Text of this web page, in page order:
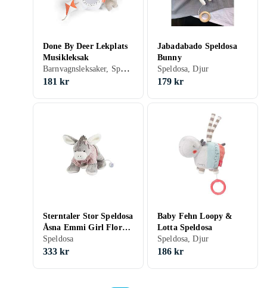
Done By Deer Lekplats
Musikleksak
Barnvagnsleksaker, Speldosa
181 kr
Jabadabado Speldosa
Bunny
Speldosa, Djur
179 kr
Sterntaler Stor Speldosa
Åsna Emmi Girl Flora
Rose
Speldosa
333 kr
Baby Fehn Loopy &
Lotta Speldosa
Speldosa, Djur
186 kr